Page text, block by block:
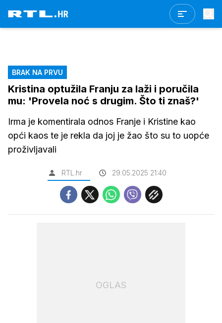
BRAK NA PRVU
Kristina optužila Franju za laži i poručila
mu: 'Provela noć s drugim. Što ti znaš?'
Irma je komentirala odnos Franje i Kristine kao
opći kaos te je rekla da joj je žao što su to uopće
proživljavali
RTL.hr 29.05.2025 21:40
OGLAS